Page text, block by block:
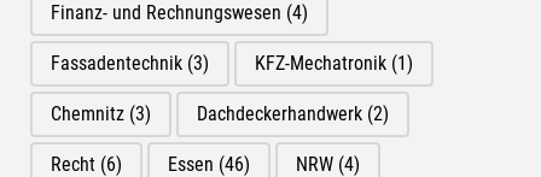
Finanz- und Rechnungswesen (4)
Fassadentechnik (3) KFZ-Mechatronik (1)
Chemnitz (3) Dachdeckerhandwerk (2)
Recht (6) Essen (46) NRW (4)